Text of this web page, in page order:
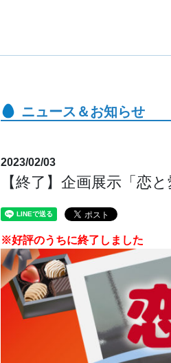
ニュース＆お知らせ
2023/02/03
【終了】企画展示「恋
※好評のうちに終了しました